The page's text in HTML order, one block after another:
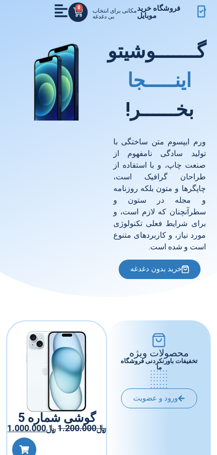
فروشگاه خرید
موبایل
مکانی برای انتخاب
بی دغدغه
اینـــــجا
بخــــــر!
ایپسوم متن ساختگی با
سادگی نامفهوم از
چاپ، و با استفاده از
گرافیک است،
و متون بلکه روزنامه
مجله در ستون و
که لازم است، و
شرایط فعلی تکنولوژی
نیاز، و کاربردهای متنوع
و شده است.
خرید بدون دغدغه
محصولات ویژه
تخفیفات باورنکردنی فروشگاه
ورود و عضویت
گوشی شماره 5
1.200.000﷼1.000.000